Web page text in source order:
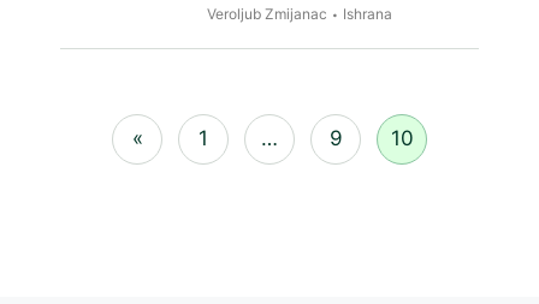
Veroljub Zmijanac Ishrana
« 1 … 9 10